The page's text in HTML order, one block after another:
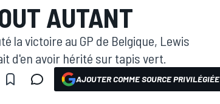
AUTANT
la victoire au GP de Belgique, Lewis
d'en avoir hérité sur tapis vert.
AJOUTER COMME SOURCE PRIVILÉGIÉE